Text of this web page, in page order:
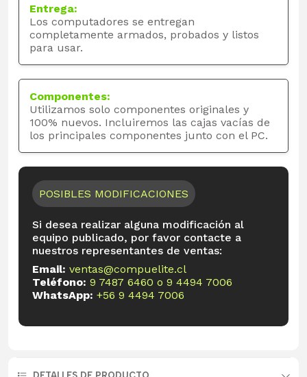
Entrega:
Los computadores se entregan
completamente armados, probados y listos
para usar.
Componentes:
Utilizamos solo componentes originales y
100% nuevos. Incluiremos las cajas vacías de
los principales componentes junto con el PC.
POSIBLES MODIFICACIONES
Si desea realizar alguna modificación al
equipo publicado, por favor contacte a
nuestros representantes de ventas:
Email: ventas@compuelite.cl
Teléfono: 9 7487 6460 o 9 4494 7006
WhatsApp: +56 9 4494 7006